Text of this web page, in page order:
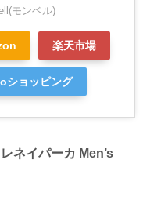
モンベル)
楽天市場
ショッピング
ネイパーカ Men’s